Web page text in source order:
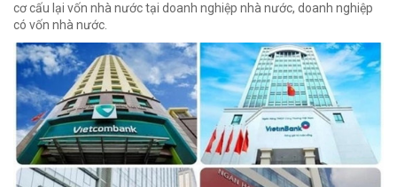
cơ cấu lại vốn nhà nước tại doanh nghiệp nhà nước, doanh nghiệp
có vốn nhà nước.